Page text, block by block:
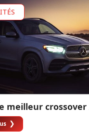
meilleur crossover